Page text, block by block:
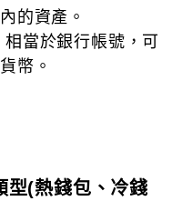
的資產。
相當於銀行帳號，可
幣。
型(熱錢包、冷錢